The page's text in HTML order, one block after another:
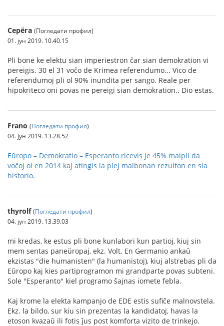
Серёга (Погледати профил)
01. јун 2019. 10.40.15
Pli bone ke elektu sian imperiestron ĉar sian demokration vi
pereigis. 30 el 31 voĉo de Krimea referendumo... Vico de
referendumoj pli ol 90% inundita per sango. Reale per
hipokriteco oni povas ne pereigi sian demokration.. Dio estas.
Frano (Погледати профил)
04. јун 2019. 13.28.52
Eŭropo – Demokratio – Esperanto ricevis je 45% malpli da
voĉoj ol en 2014 kaj atingis la plej malbonan rezulton en sia
historio.
thyrolf (Погледати профил)
04. јун 2019. 13.39.03
mi kredas, ke estus pli bone kunlabori kun partioj, kiuj sin
mem sentas paneŭropaj, ekz. Volt. En Germanio ankaŭ
ekzistas "die humanisten" (la humanistoj), kiuj alstrebas pli da
Eŭropo kaj kies partiprogramon mi grandparte povas subteni.
Sole "Esperanto" kiel programo ŝajnas iomete febla.
Kaj krome la elekta kampanjo de EDE estis sufiĉe malnovstela.
Ekz. la bildo, sur kiu sin prezentas la kandidatoj, havas la
etoson kvazaŭ ili fotis ĵus post komforta vizito de trinkejo.